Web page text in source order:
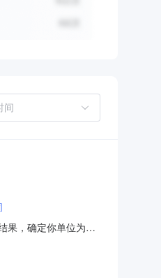
果，确定你单位为科
。二、中标价格：●